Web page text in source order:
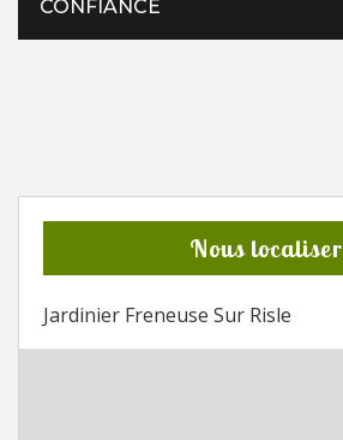
CONFIANCE
Nous localiser
Jardinier Freneuse Sur Risle